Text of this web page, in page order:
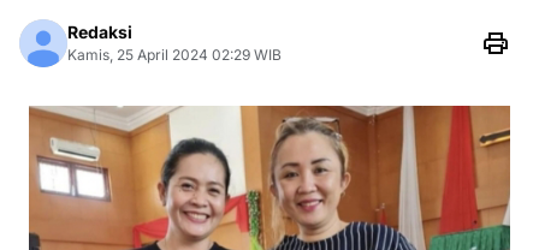
Redaksi
Kamis, 25 April 2024 02:29 WIB